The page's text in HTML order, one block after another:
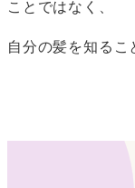
ことではなく、
自分の髪を知るこ